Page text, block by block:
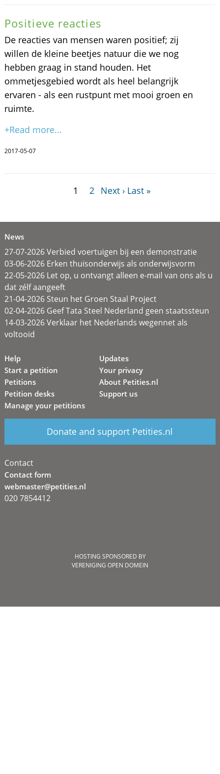
Positieve reacties
De reacties van mensen waren positief; zij
willen de kleine beetjes natuur die we nog
hebben graag in stand houden. Het
ommetjesgebied wordt als heel belangrijk
ervaren - als een rustpunt met mooi groen en
ruimte.
+Read more...
2017-05-07
1 2 Next › Last »
News
27-07-2026 Verbied voertuigen bij een demonstratie
03-06-2026 Erken thuisonderwijs als onderwijsvorm
22-05-2026 Let op, u ontvangt alleen e-mail van ons als u
dat zélf aangeeft
21-04-2026 Steun het Groen Staal Project
02-04-2026 Geef Tata Steel Nederland geen staatssteun
14-03-2026 Verklaar het Nederlands wegennet als
voltooid
Help
Start a petition
Petitions
Petition desks
Manage your petitions
Updates
Your privacy
About Petities.nl
Support us
Donate and support Petities.nl
Contact
Contact form
webmaster@petities.nl
020 7854412
HOSTING SPONSORED BY
VERENIGING OPEN DOMEIN